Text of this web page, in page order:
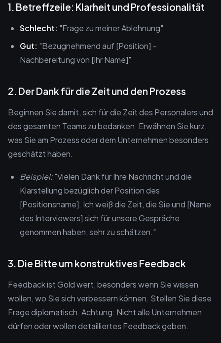
1. Betreffzeile: Klarheit und Professionalität
Schlecht: "Frage zu meiner Ablehnung"
Gut: "Bezugnehmend auf [Position] –
Nachbereitung von [Ihr Name]"
2. Der Dank für die Zeit und den Prozess
Beginnen Sie damit, sich für die Zeit des Personalers und
des gesamten Teams zu bedanken. Erwähnen Sie kurz,
was Sie am Prozess oder dem Unternehmen besonders
geschätzt haben.
Beispiel:"Vielen Dank für Ihre Nachricht und die
Klarstellung bezüglich der Position des
[Positionsname]. Ich weiß die Zeit, die Sie und [Name
des Interviewers] sich für unsere Gespräche
genommen haben, sehr zu schätzen."
3. Die Bitte um konstruktives Feedback
Feedback ist Gold wert, besonders wenn Sie wissen
wollen, wo Sie sich verbessern können. Stellen Sie diese
Frage diplomatisch. Achtung: Nicht alle Unternehmen
dürfen oder wollen detailliertes Feedback geben.